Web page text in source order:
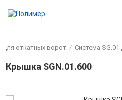
откатных ворот / Система SG.01
Крышка SGN.01.600